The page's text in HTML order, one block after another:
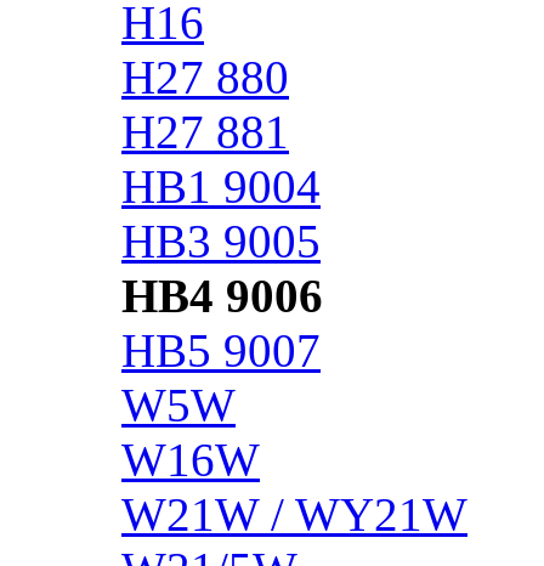
H16
H27 880
H27 881
HB1 9004
HB3 9005
HB4 9006
HB5 9007
W5W
W16W
W21W / WY21W